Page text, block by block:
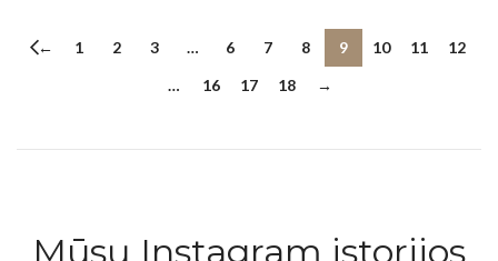
← 1 2 3 … 6 7 8 9 10 11
12
…
16 17 18 →
Mūsų Instagram istorijos